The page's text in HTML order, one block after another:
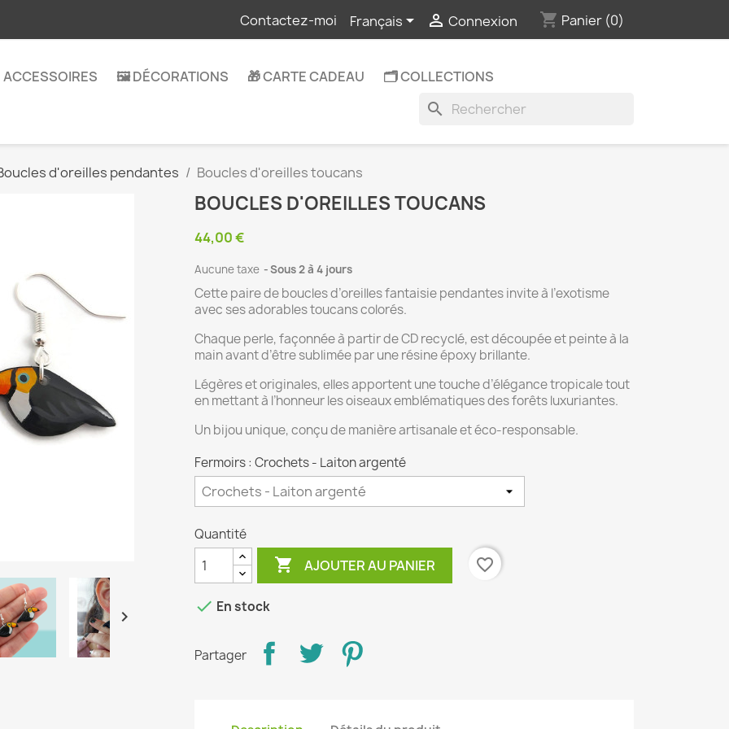
Contactez-moi Français  Connexion shopping_cart Panier (0)
ACCESSOIRES 🖼️ DÉCORATIONS 🎁 CARTE CADEAU 🗂️ COLLECTIONS
search
d'oreilles pendantes Boucles d'oreilles toucans

BOUCLES D'OREILLES TOUCANS
44,00 €
Aucune taxe Sous 2 à 4 jours
Cette paire de boucles d’oreilles fantaisie pendantes invite à l’exotisme
avec ses adorables toucans colorés.
Chaque perle, façonnée à partir de CD recyclé, est découpée et peinte à la
main avant d’être sublimée par une résine époxy brillante.
Légères et originales, elles apportent une touche d’élégance tropicale tout
en mettant à l’honneur les oiseaux emblématiques des forêts luxuriantes.
Un bijou unique, conçu de manière artisanale et éco-responsable.
Fermoirs : Crochets - Laiton argenté
Quantité
 AJOUTER AU PANIER favorite_border
 En stock
Partager